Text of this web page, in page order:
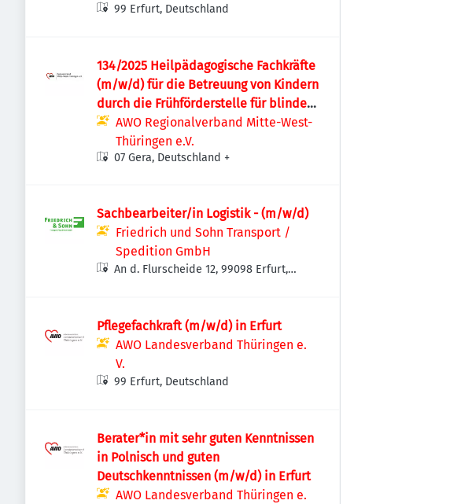
99 Erfurt, Deutschland
134/2025 Heilpädagogische Fachkräfte
(m/w/d) für die Betreuung von Kindern
durch die Frühförderstelle für blinde
und sehgschädigte Kinder
AWO Regionalverband Mitte-West-
Thüringen e.V.
07 Gera, Deutschland +
Sachbearbeiter/in Logistik - (m/w/d)
Friedrich und Sohn Transport /
Spedition GmbH
An d. Flurscheide 12, 99098 Erfurt,
Pflegefachkraft (m/w/d) in Erfurt
AWO Landesverband Thüringen e.
V.
99 Erfurt, Deutschland
Berater*in mit sehr guten Kenntnissen
in Polnisch und guten
Deutschkenntnissen (m/w/d) in Erfurt
AWO Landesverband Thüringen e.